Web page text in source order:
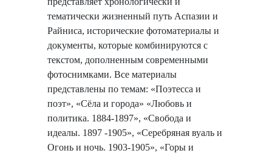
тематически жизненный путь Аспазии и
Райниса, исторические фотоматериалы и
документы, которые комбинируются с
текстом, дополненным современными
фотоснимками. Все материалы
представлены по темам: «Поэтесса и
поэт», «Сёла и города» «Любовь и
политика. 1884-1897», «Свобода и
идеалы. 1897 -1905», «Серебряная вуаль и
Огонь и ночь. 1903-1905», «Горы и